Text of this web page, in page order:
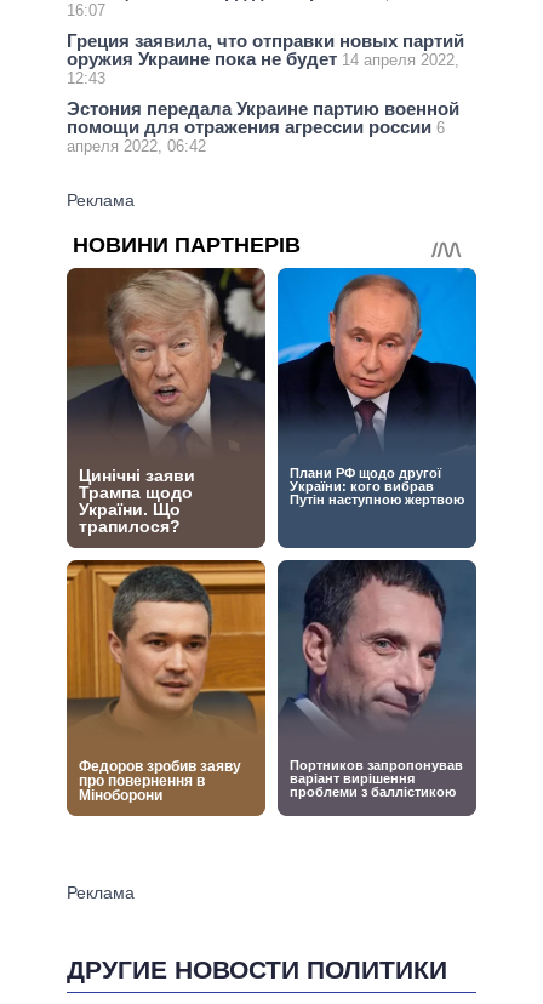
16:07
Греция заявила, что отправки новых партий
оружия Украине пока не будет 14 апреля 2022,
12:43
Эстония передала Украине партию военной
помощи для отражения агрессии россии 6
апреля 2022, 06:42
ДРУГИЕ НОВОСТИ ПОЛИТИКИ